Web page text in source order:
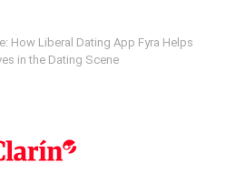
How Liberal Dating App Fyra Helps
in the Dating Scene